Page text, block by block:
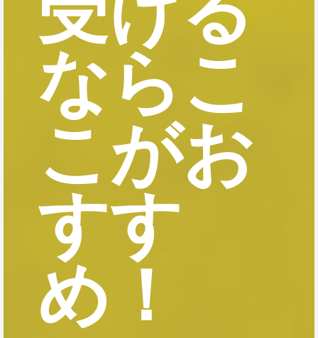
ならこ
こがお
すす
め！